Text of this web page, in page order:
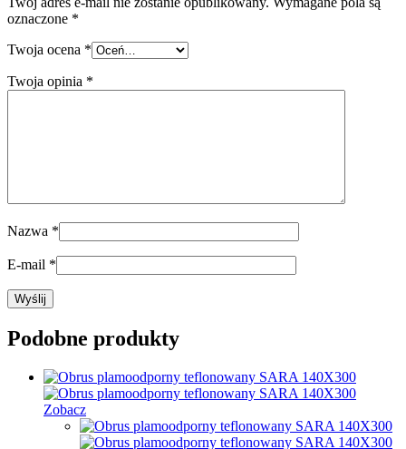
oznaczone *
Twoja ocena *
Twoja opinia *
Nazwa *
E-mail *
Podobne produkty
Zobacz